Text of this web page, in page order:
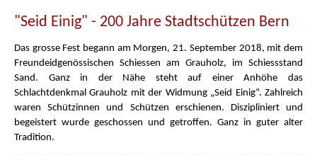
"Seid Einig" - 200 Jahre Stadtschützen Bern
Das grosse Fest begann am Morgen, 21. September 2018, mit dem
Freundeidgenössischen Schiessen am Grauholz, im Schiessstand
Sand. Ganz in der Nähe steht auf einer Anhöhe das
Schlachtdenkmal Grauholz mit der Widmung „Seid Einig“. Zahlreich
waren Schützinnen und Schützen erschienen. Diszipliniert und
begeistert wurde geschossen und getroffen. Ganz in guter alter
Tradition.